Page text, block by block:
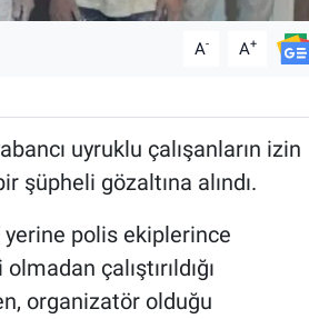
A- A+
uyruklu çalışanların izin
şüpheli gözaltına alındı.
polis ekiplerince
çalıştırıldığı
organizatör olduğu